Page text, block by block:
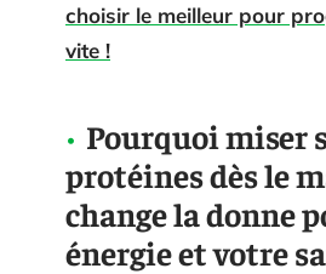
choisir le meilleur pour
vite !
Pourquoi miser
protéines dès le
change la donne
énergie et votre